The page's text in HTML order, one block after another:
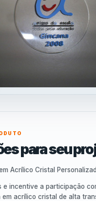
para seu
Acrílico Cristal
e incentive a participação
em acrílico cristal de alta